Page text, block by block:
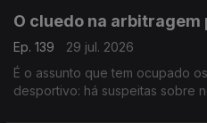
O cluedo na arbitragem
Ep. 139
29 jul. 2026
É o assunto que tem ocupado
desportivo: há suspeitas sobre